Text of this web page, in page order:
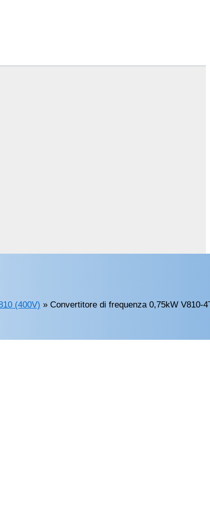
(400V) » Convertitore di frequenza 0,75kW V810-